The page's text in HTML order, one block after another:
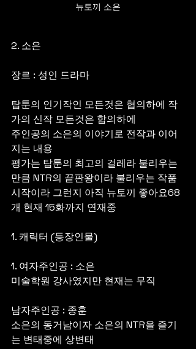
뉴토끼 소은
2. 소은
장르 : 성인 드라마
탑툰의 인기작인 모든것은 협의하에 작
가의 신작 모든것은 합의하에
주인공의 소은의 이야기로 전작과 이어
지는 내용
평가는 탑툰의 최고의 걸레라 불리우는
만큼 NTR의 끝판왕이라 불리우는 작품
시작이라 그런지 아직 뉴토끼 좋아요68
개 현재 15화까지 연재중
1. 캐릭터 (등장인물)
1. 여자주인공 : 소은
미술학원 강사였지만 현재는 무직
남자주인공 : 종훈
소은의 동거남이자 소은의 NTR을 즐기
는 변태중에 상변태